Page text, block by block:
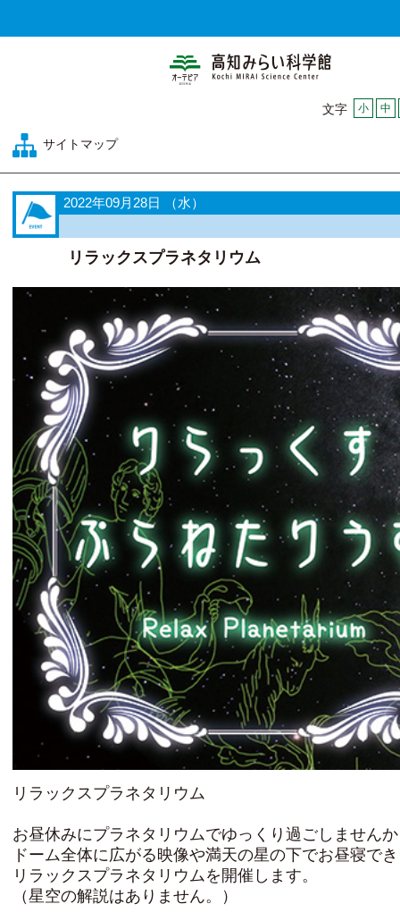
高知みらい科
文字 小 中
サイトマップ
2022年09月28日 （水）
リラックスプラネタリウム
リラックスプラネタリウム
お昼休みにプラネタリウムでゆっくり過ごしません
ドーム全体に広がる映像や満天の星の下でお昼寝で
リラックスプラネタリウムを開催します。
（星空の解説はありません。）